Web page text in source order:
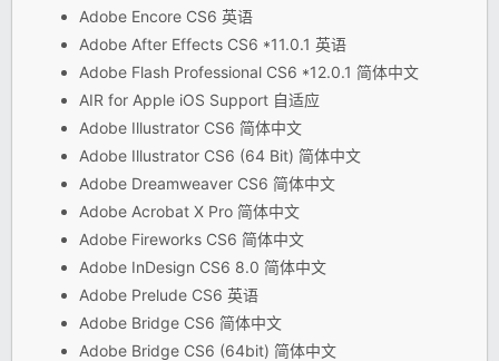
Adobe Encore CS6 英语
Adobe After Effects CS6 *11.0.1 英语
Adobe Flash Professional CS6 *12.0.1 简体中文
AIR for Apple iOS Support 自适应
Adobe Illustrator CS6 简体中文
Adobe Illustrator CS6 (64 Bit) 简体中文
Adobe Dreamweaver CS6 简体中文
Adobe Acrobat X Pro 简体中文
Adobe Fireworks CS6 简体中文
Adobe InDesign CS6 8.0 简体中文
Adobe Prelude CS6 英语
Adobe Bridge CS6 简体中文
Adobe Bridge CS6 (64bit) 简体中文